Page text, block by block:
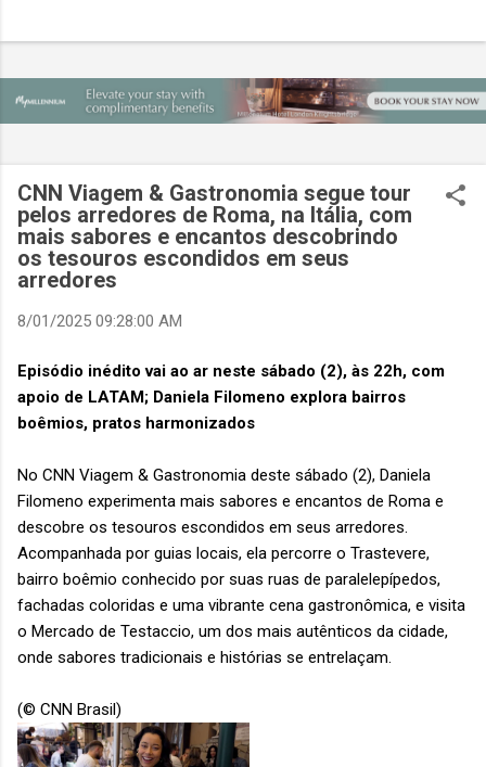
“Baggage IT Insights” de 2026 da SITA, a 20ª edição anual
desse importante estudo de referência à indústria. (© SITA)
custa ao setor US$ 6,3 bilhões anualmente. Cada mala
extraviada acarreta um custo médio de US$ 260. Com um
lucro líquido médio de apenas US$ 8 por passageiro, uma mala
extraviada anula o lucro de mais de 30 assentos vendidos, e
cinco anulam o lucro de um voo inteiro. O núme...
CNN Viagem & Gastronomia segue tour
pelos arredores de Roma, na Itália, com
mais sabores e encantos descobrindo
os tesouros escondidos em seus
arredores
8/01/2025 09:28:00 AM
Episódio inédito vai ao ar neste sábado (2), às 22h, com
apoio de LATAM; Daniela Filomeno explora bairros
boêmios, pratos harmonizados
No CNN Viagem & Gastronomia deste sábado (2), Daniela
Filomeno experimenta mais sabores e encantos de Roma e
descobre os tesouros escondidos em seus arredores.
Acompanhada por guias locais, ela percorre o Trastevere,
bairro boêmio conhecido por suas ruas de paralelepípedos,
fachadas coloridas e uma vibrante cena gastronômica, e visita
o Mercado de Testaccio, um dos mais autênticos da cidade,
onde sabores tradicionais e histórias se entrelaçam.
(© CNN Brasil)